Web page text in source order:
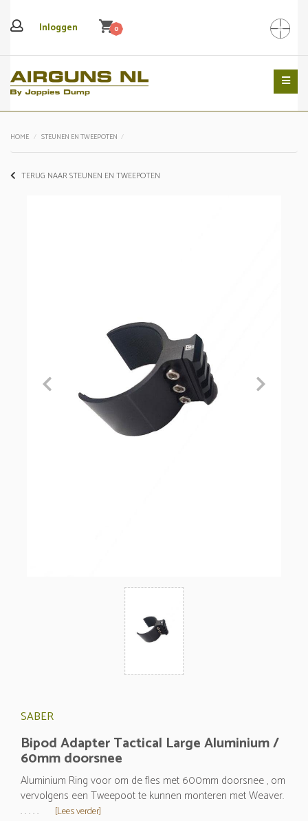
Inloggen shopping_cart0 Search
HOME STEUNEN EN TWEEPOTEN
TERUG NAAR STEUNEN EN TWEEPOTEN
SABER
Bipod Adapter Tactical Large Aluminium /
60mm doorsnee
Aluminium Ring voor om de fles met 600mm doorsnee , om
vervolgens een Tweepoot te kunnen monteren met Weaver.
. . . . .
[Lees verder]